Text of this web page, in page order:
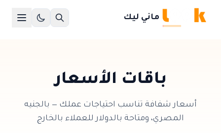
ماني ليك
باقات الأسعار
أسعار شفافة تناسب احتياجات عملك — بالجنيه
المصري، ومتاحة بالدولار للعملاء بالخارج